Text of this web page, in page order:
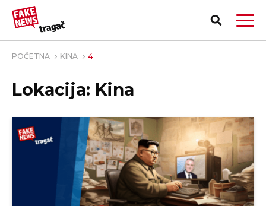
POČETNA KINA 4
Lokacija: Kina